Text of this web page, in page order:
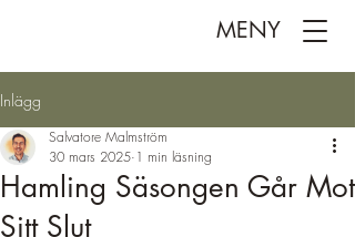
MENY
Inlägg
Hamling Säsongen Går Mot
Sitt Slut
Salvatore Malmström
30 mars 2025 1 min läsning